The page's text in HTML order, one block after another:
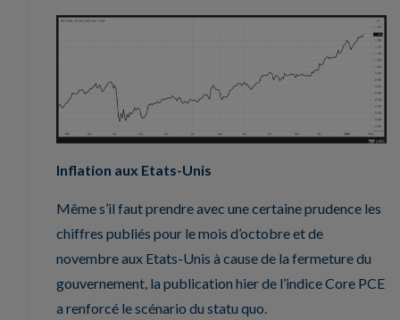
Inflation aux Etats-Unis
Même s’il faut prendre avec une certaine prudence les
chiffres publiés pour le mois d’octobre et de
novembre aux Etats-Unis à cause de la fermeture du
gouvernement, la publication hier de l’indice Core PCE
a renforcé le scénario du statu quo.